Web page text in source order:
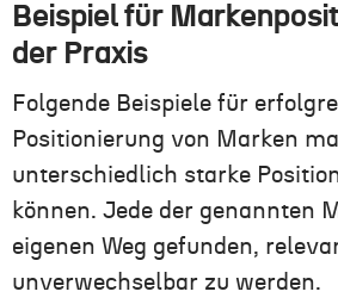
Beispiel für
der Praxis
Folgende Beispiele für
Positionierung von Marken
unterschiedlich starke
können. Jede der genannten
eigenen Weg gefunden,
unverwechselbar zu werden.